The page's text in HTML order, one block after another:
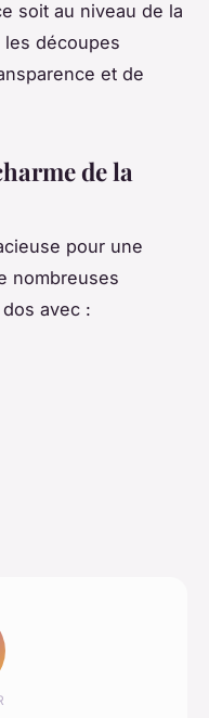
soit au niveau de la
découpes
et de
de la
pour une
nombreuses
avec :